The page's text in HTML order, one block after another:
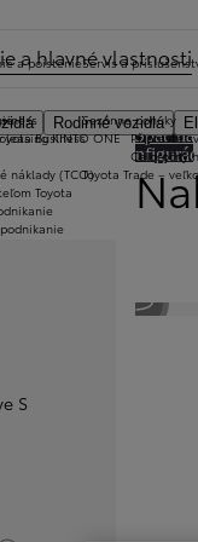
Rodinné vozidlá
Business
náklady (TCO)
Toyota
a poistenie
KINTO ONE
Servis a
Sezónne ponuky
Připravte
Celoročný
Toyota Trade –
a hlavné vlastnosti
Späť na
S